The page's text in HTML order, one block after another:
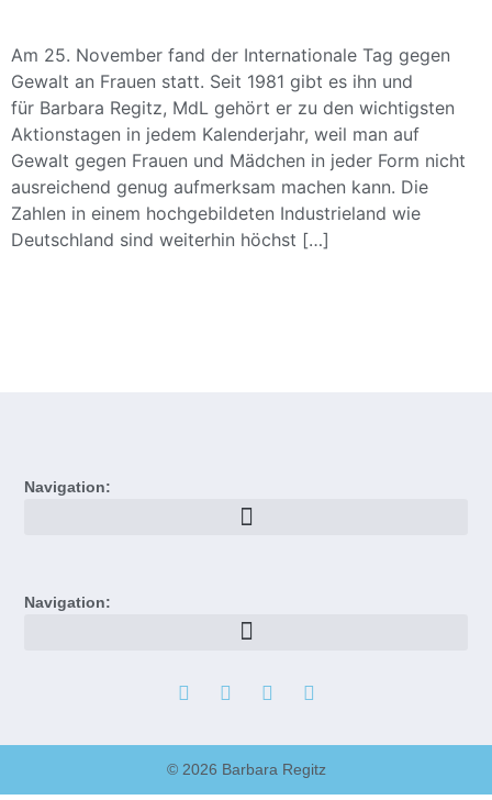
Am 25. November fand der Internationale Tag gegen
Gewalt an Frauen statt. Seit 1981 gibt es ihn und
für Barbara Regitz, MdL gehört er zu den wichtigsten
Aktionstagen in jedem Kalenderjahr, weil man auf
Gewalt gegen Frauen und Mädchen in jeder Form nicht
ausreichend genug aufmerksam machen kann. Die
Zahlen in einem hochgebildeten Industrieland wie
Deutschland sind weiterhin höchst […]
Navigation:
Navigation:
© 2026 Barbara Regitz